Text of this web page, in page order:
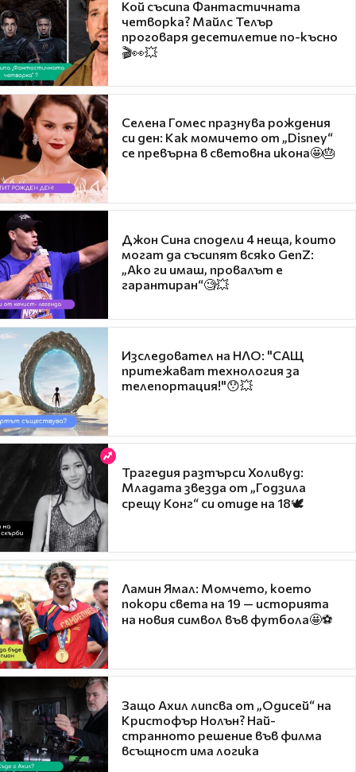
Кой съсипа Фантастичната
четворка? Майлс Телър
проговаря десетилетие по-късно
🎬👀💥
Селена Гомес празнува рождения
си ден: Как момичето от „Disney“
се превърна в световна икона🤩🎂
Джон Сина сподели 4 неща, които
могат да съсипят всяко GenZ:
„Ако ги имаш, провалът е
гарантиран“🧐💥
Изследовател на НЛО: "САЩ
притежават технология за
телепортация!"😯💥
Трагедия разтърси Холивуд:
Младата звезда от „Годзила
срещу Конг“ си отиде на 18🕊️
Ламин Ямал: Момчето, което
покори света на 19 — историята
на новия символ във футбола🤩⚽
Защо Ахил липсва от „Одисей“ на
Кристофър Нолън? Най-
странното решение във филма
всъщност има логика